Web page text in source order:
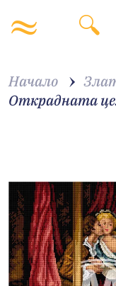
Начало
Открадната